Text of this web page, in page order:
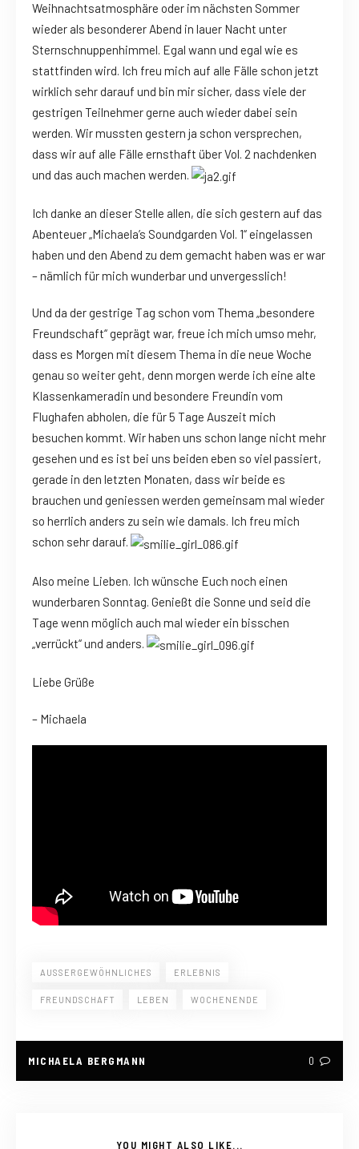
Weihnachtsatmosphäre oder im nächsten Sommer
wieder als besonderer Abend in lauer Nacht unter
Sternschnuppenhimmel. Egal wann und egal wie es
stattfinden wird. Ich freu mich auf alle Fälle schon jetzt
wirklich sehr darauf und bin mir sicher, dass viele der
gestrigen Teilnehmer gerne auch wieder dabei sein
werden. Wir mussten gestern ja schon versprechen,
dass wir auf alle Fälle ernsthaft über Vol. 2 nachdenken
und das auch machen werden.
Ich danke an dieser Stelle allen, die sich gestern auf das
Abenteuer „Michaela’s Soundgarden Vol. 1“ eingelassen
haben und den Abend zu dem gemacht haben was er war
– nämlich für mich wunderbar und unvergesslich!
Und da der gestrige Tag schon vom Thema „besondere
Freundschaft“ geprägt war, freue ich mich umso mehr,
dass es Morgen mit diesem Thema in die neue Woche
genau so weiter geht, denn morgen werde ich eine alte
Klassenkameradin und besondere Freundin vom
Flughafen abholen, die für 5 Tage Auszeit mich
besuchen kommt. Wir haben uns schon lange nicht mehr
gesehen und es ist bei uns beiden eben so viel passiert,
gerade in den letzten Monaten, dass wir beide es
brauchen und geniessen werden gemeinsam mal wieder
so herrlich anders zu sein wie damals. Ich freu mich
schon sehr darauf.
Also meine Lieben. Ich wünsche Euch noch einen
wunderbaren Sonntag. Genießt die Sonne und seid die
Tage wenn möglich auch mal wieder ein bisschen
„verrückt“ und anders.
Liebe Grüße
– Michaela
AUSSERGEWÖHNLICHES ERLEBNIS
FREUNDSCHAFT LEBEN WOCHENENDE
MICHAELA BERGMANN 0
YOU MIGHT ALSO LIKE...